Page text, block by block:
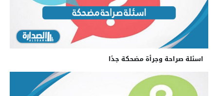
اسئلة صراحة وجرأة مضحكة جدًا